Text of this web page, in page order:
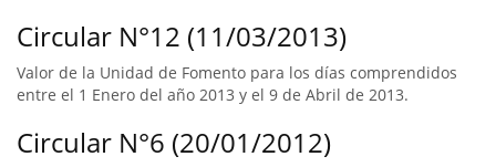
Circular N°12 (11/03/2013)
Valor de la Unidad de Fomento para los días comprendidos
entre el 1 Enero del año 2013 y el 9 de Abril de 2013.
Circular N°6 (20/01/2012)